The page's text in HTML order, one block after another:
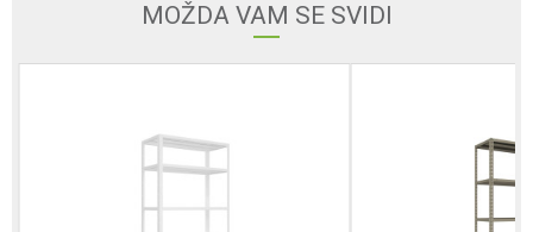
MOŽDA VAM SE SVIDI